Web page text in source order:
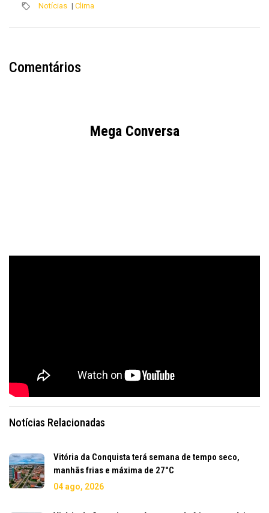
Notícias | Clima
Comentários
Mega Conversa
Notícias Relacionadas
Vitória da Conquista terá semana de tempo seco,
manhãs frias e máxima de 27°C
04 ago, 2026